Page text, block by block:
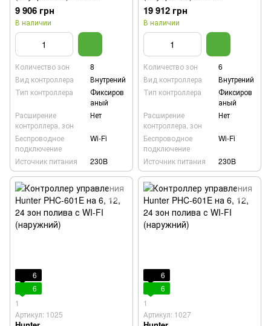
9 906 грн
В наличии
Количество зон
8
Вид контроллера
Внутрений
Тип контроллера
Фиксиров
аный
Расширение
контроллера, зон
Нет
Беспроводное
подключение
Wi-Fi
Источник питания 230B
19 912 грн
В наличии
Количество зон
6
Вид контроллера
Внутрений
Тип контроллера
Фиксиров
аный
Расширение
контроллера, зон
Нет
Беспроводное
подключение
Wi-Fi
Источник питания 230B
6
6
1
Артикул: 1025
6
6
1
Артикул: 1027